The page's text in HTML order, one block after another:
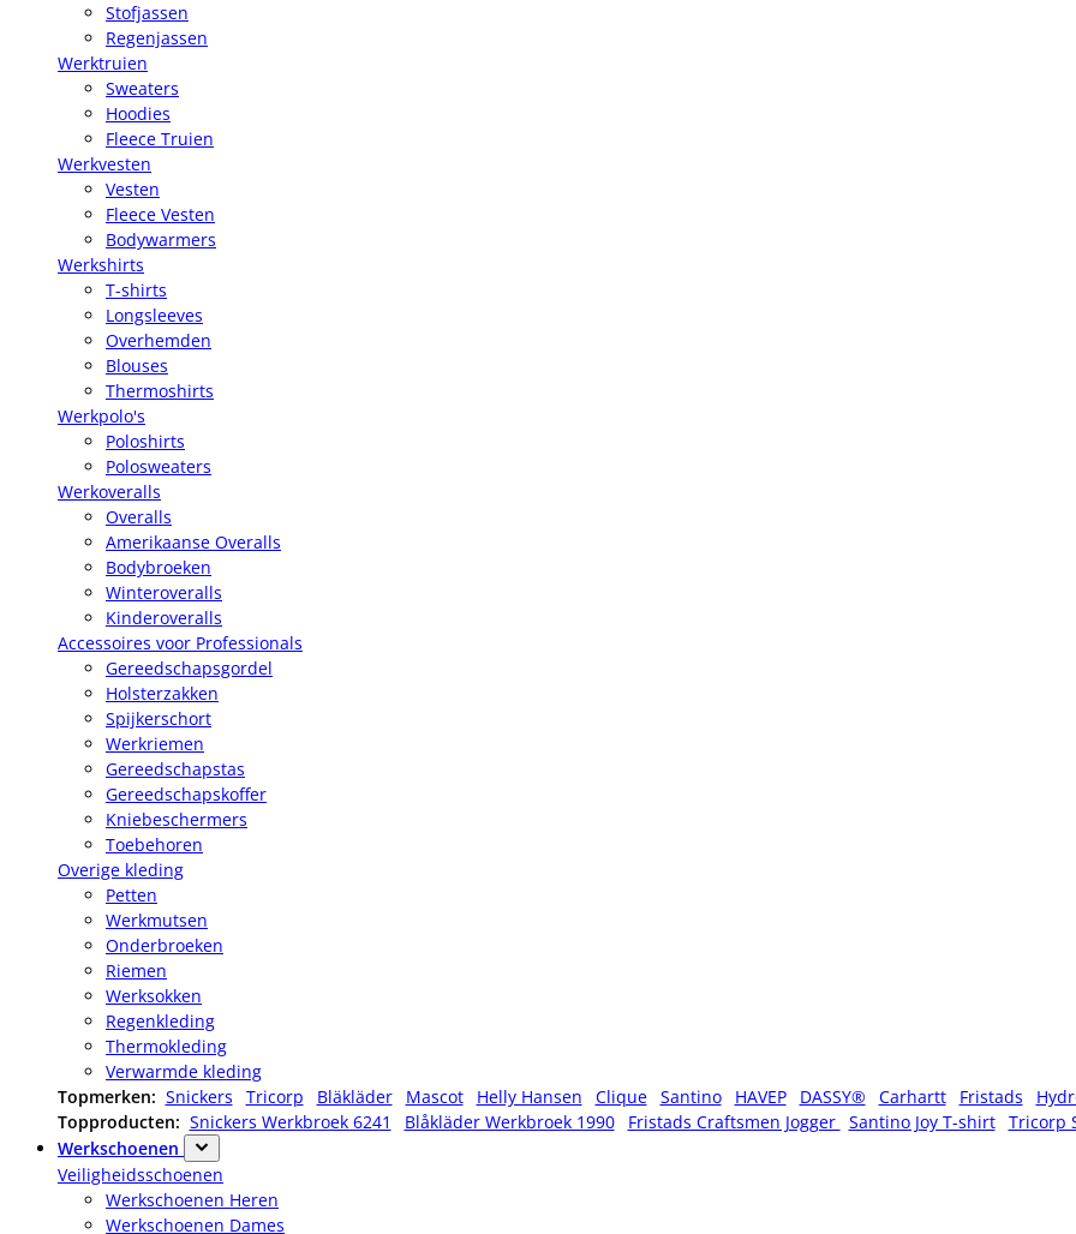
Stofjassen
Regenjassen
Werktruien
Sweaters
Hoodies
Fleece Truien
Werkvesten
Vesten
Fleece Vesten
Bodywarmers
Werkshirts
T-shirts
Longsleeves
Overhemden
Blouses
Thermoshirts
Werkpolo's
Poloshirts
Polosweaters
Werkoveralls
Overalls
Amerikaanse Overalls
Bodybroeken
Winteroveralls
Kinderoveralls
Accessoires voor Professionals
Gereedschapsgordel
Holsterzakken
Spijkerschort
Werkriemen
Gereedschapstas
Gereedschapskoffer
Kniebeschermers
Toebehoren
Overige kleding
Petten
Werkmutsen
Onderbroeken
Riemen
Werksokken
Regenkleding
Thermokleding
Verwarmde kleding
Topmerken: Snickers Tricorp Bläkläder Mascot Helly Hansen Clique Santino HAVEP DASSY® Carhartt Fristads
Topproducten: Snickers Werkbroek 6241 Blåkläder Werkbroek 1990 Fristads Craftsmen Jogger Santino Joy T-shirt
Tricorp
Werkschoenen
Veiligheidsschoenen
Werkschoenen Heren
Werkschoenen Dames